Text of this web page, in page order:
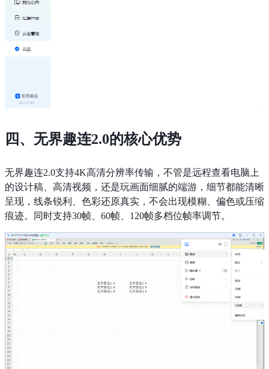
四、无界趣连2.0的核心优势
无界趣连2.0支持4K高清分辨率传输，不管是远程查看电脑上
的设计稿、高清视频，还是玩画面细腻的端游，细节都能清晰
呈现，线条锐利、色彩还原真实，不会出现模糊、偏色或压缩
痕迹。同时支持30帧、60帧、120帧多档位帧率调节。